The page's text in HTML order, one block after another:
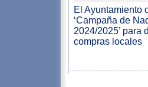
El Ayuntamiento
‘Campaña de
2024/2025’ para
compras locales